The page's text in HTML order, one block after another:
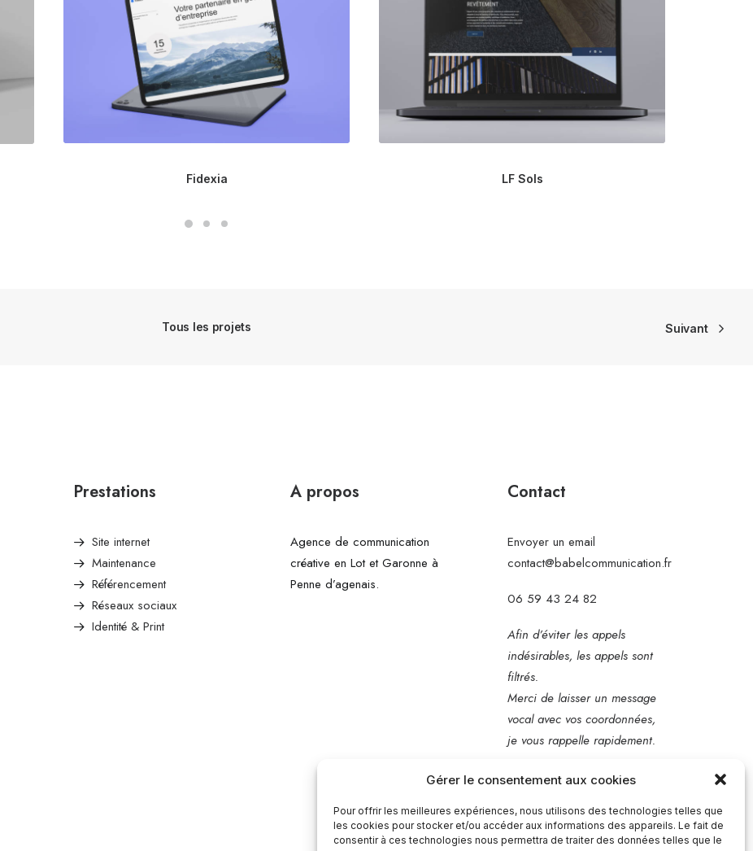
Gérer le consentement aux cookies
Pour offrir les meilleures expériences, nous utilisons des technologies telles que
les cookies pour stocker et/ou accéder aux informations des appareils. Le fait de
consentir à ces technologies nous permettra de traiter des données telles que le
Fidexia LF Sols
Tous les projets Suivant
Prestations
Site internet
Maintenance
Référencement
Réseaux sociaux
Identité & Print
A propos
Agence de communication
créative en Lot et Garonne à
Penne d’agenais.
Contact
Envoyer un email
contact@babelcommunication.fr
06 59 43 24 82
Afin d’éviter les appels
indésirables, les appels sont
filtrés.
Merci de laisser un message
vocal avec vos coordonnées,
je vous rappelle rapidement.